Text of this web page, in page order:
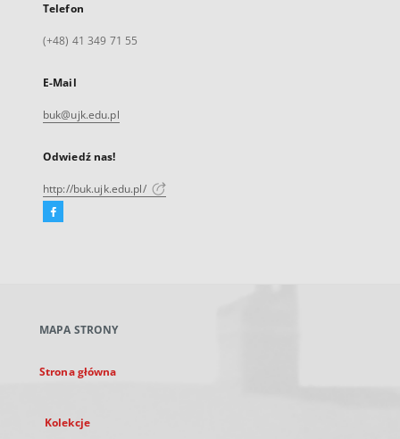
Telefon
(+48) 41 349 71 55
E-Mail
buk@ujk.edu.pl
Odwiedź nas!
http://buk.ujk.edu.pl/
Facebook
karcie
MAPA STRONY
Strona główna
Kolekcje